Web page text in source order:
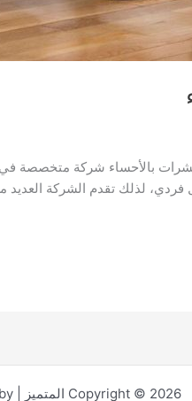
بالأحساء شركة متخصصة في
لذلك تقدم الشركة
Copyright © 2026 المتميز | Powered by